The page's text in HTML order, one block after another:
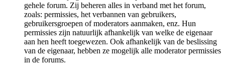
gehele forum. Zij beheren alles in verband met het forum,
zoals: permissies, het verbannen van gebruikers,
gebruikersgroepen of moderators aanmaken, enz. Hun
permissies zijn natuurlijk afhankelijk van welke de eigenaar
aan hen heeft toegewezen. Ook afhankelijk van de beslissing
van de eigenaar, hebben ze mogelijk alle moderator permissies
in de forums.